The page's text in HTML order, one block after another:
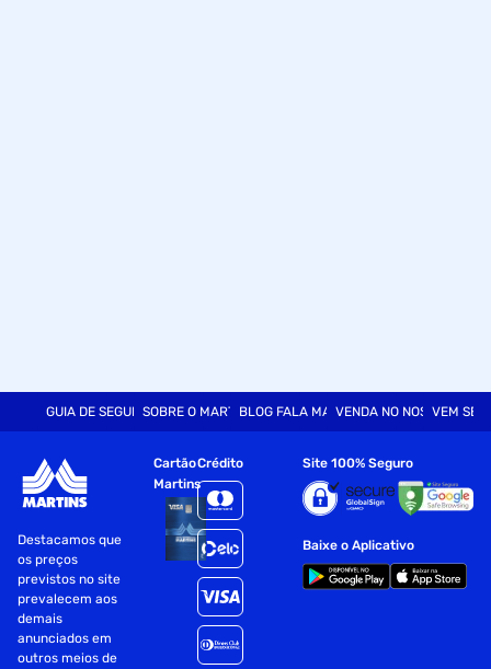
GUIA DE SEGURANÇASOBRE O MARTINSBLOG FALA MARTVENDA NO NOSSO SITE
VEM SER
Destacamos que
os preços
previstos no site
prevalecem aos
demais
anunciados em
outros meios de
Cartão
Martins
Crédito Site 100% Seguro
Baixe o Aplicativo